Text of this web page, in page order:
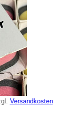
Versandkosten